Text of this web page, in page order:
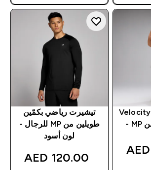
تانك توب رجالي Velocity
Ultra Mesh من MP -
تيشيرت رياضي بكمّين
طويلين من MP للرجال -
لون أسود
120.00 AED‎